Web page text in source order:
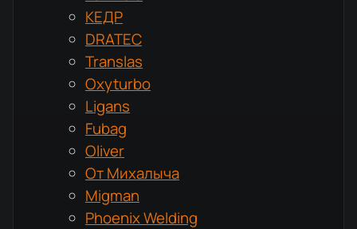
КЕДР
DRATEC
Translas
Oxyturbo
Ligans
Fubag
Oliver
От Михалыча
Migman
Phoenix Welding